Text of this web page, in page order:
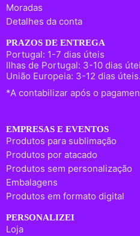
Moradas
Detalhes da conta
PRAZOS DE ENTREGA
Portugal: 1-7 dias úteis
Ilhas de Portugal: 3-10 dias
União Europeia: 3-12 dias úteis.
*A contabilizar após o
EMPRESAS E EVENTOS
Produtos para sublimação
Produtos por atacado
Produtos sem personalização
Embalagens
Produtos em formato digital
PERSONALIZEI
Loja